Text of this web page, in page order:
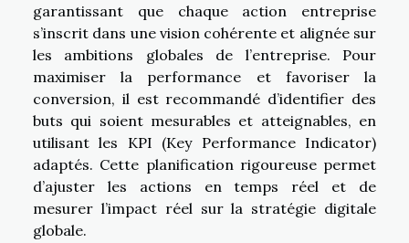
garantissant que chaque action entreprise
s’inscrit dans une vision cohérente et alignée sur
les ambitions globales de l’entreprise. Pour
maximiser la performance et favoriser la
conversion, il est recommandé d’identifier des
buts qui soient mesurables et atteignables, en
utilisant les KPI (Key Performance Indicator)
adaptés. Cette planification rigoureuse permet
d’ajuster les actions en temps réel et de
mesurer l’impact réel sur la stratégie digitale
globale.